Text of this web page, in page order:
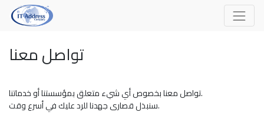
تواصل معنا
تواصل معنا بخصوص أي شيء متعلق بمؤسستنا أو خدماتنا.
سنبذل قصارى جهدنا للرد عليك في أسرع وقت.